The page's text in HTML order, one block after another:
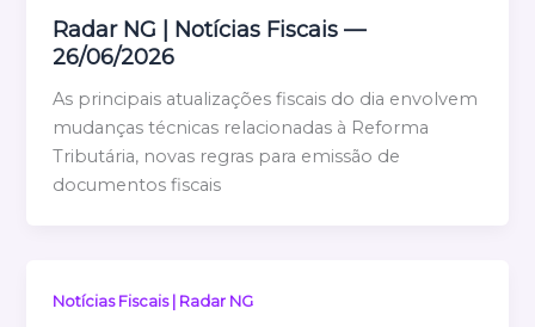
Radar NG | Notícias Fiscais —
26/06/2026
As principais atualizações fiscais do dia envolvem
mudanças técnicas relacionadas à Reforma
Tributária, novas regras para emissão de
documentos fiscais
Notícias Fiscais | Radar NG